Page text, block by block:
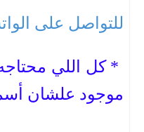
للتواصل على
* كل اللي
موجود علشان